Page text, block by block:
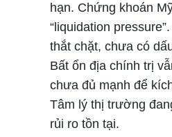
hạn. Chứng khoán
“liquidation
thắt chặt, chưa có
Bất ổn địa chính trị
chưa đủ mạnh để
Tâm lý thị trường
rủi ro tồn tại.